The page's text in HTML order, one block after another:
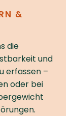
&
die
und
erfassen –
oder bei